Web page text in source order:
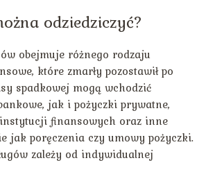
odziedziczyć?
obejmuje różnego rodzaju
które zmarły pozostawił po
spadkowej mogą wchodzić
jak i pożyczki prywatne,
instytucji finansowych oraz inne
jak poręczenia czy umowy pożyczki.
zależy od indywidualnej